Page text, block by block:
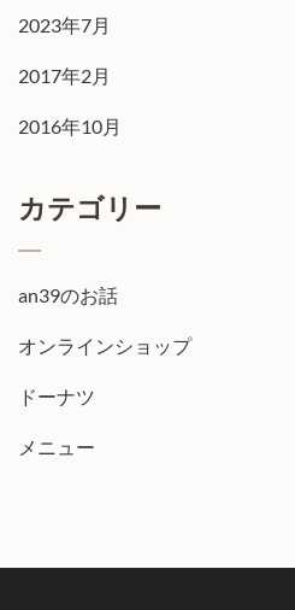
2023年7月
2017年2月
2016年10月
カテゴリー
an39のお話
オンラインショップ
ドーナツ
メニュー